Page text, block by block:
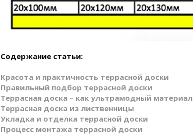
Содержание статьи:
Красота и практичность террасной доски
Правильный подбор террасной доски
Террасная доска – как ультрамодный материал
Террасная доска из лиственницы
Укладка и отделка террасной доски
Процесс монтажа террасной доски